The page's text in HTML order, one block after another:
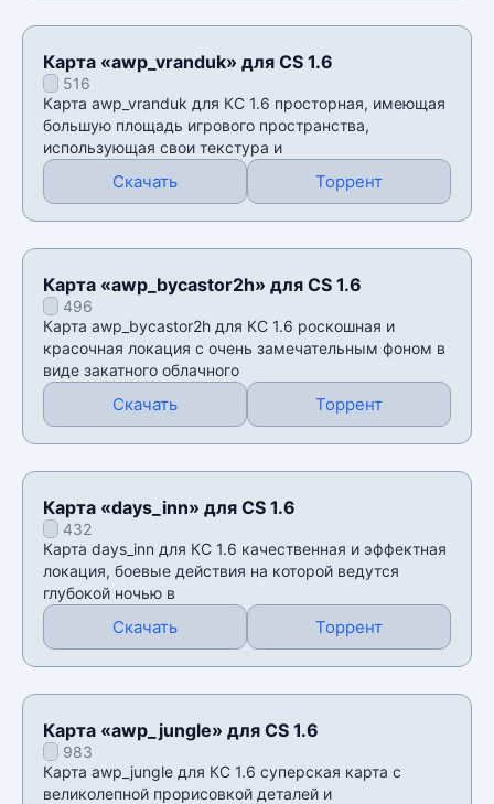
Карта «awp_vranduk» для CS 1.6
516
Карта awp_vranduk для КС 1.6 просторная, имеющая
большую площадь игрового пространства,
использующая свои текстура и
Скачать Торрент
Карта «awp_bycastor2h» для CS 1.6
496
Карта awp_bycastor2h для КС 1.6 роскошная и
красочная локация с очень замечательным фоном в
виде закатного облачного
Скачать Торрент
Карта «days_inn» для CS 1.6
432
Карта days_inn для КС 1.6 качественная и эффектная
локация, боевые действия на которой ведутся
глубокой ночью в
Скачать Торрент
Карта «awp_jungle» для CS 1.6
983
Карта awp_jungle для КС 1.6 суперская карта с
великолепной прорисовкой деталей и